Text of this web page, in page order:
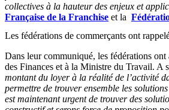
collectives à la hauteur des enjeux et
Française de la Franchise et la
Les fédérations de commerçants ont
Dans leur communiqué, les fédérations ont
des Finances et à la Ministre du Travail. A
montant du loyer à la réalité de l’activité
permettre de trouver ensemble les
est maintenant urgent de trouver des